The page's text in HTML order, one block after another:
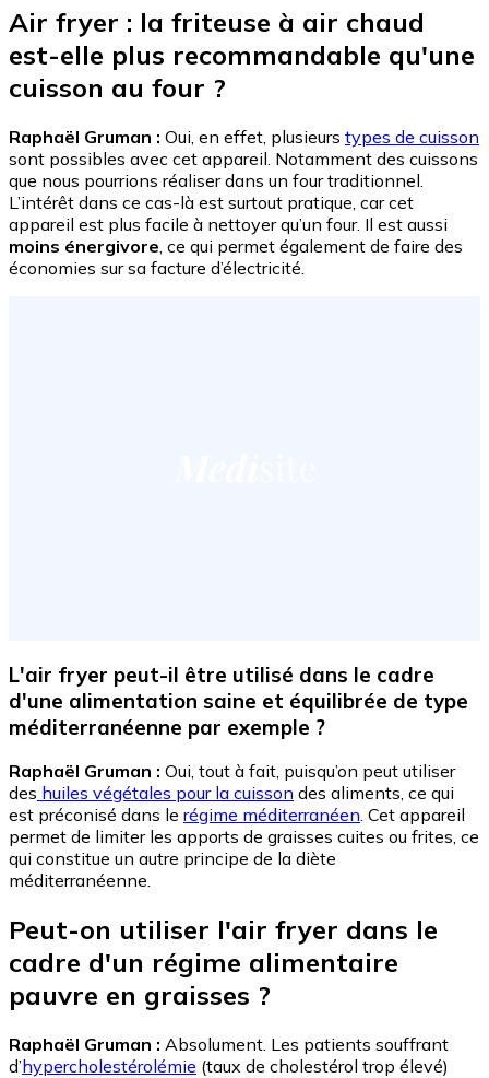
Air fryer : la friteuse à air chaud
est-elle plus recommandable qu'une
cuisson au four ?
Raphaël Gruman : Oui, en effet, plusieurs types de cuisson
sont possibles avec cet appareil. Notamment des cuissons
que nous pourrions réaliser dans un four traditionnel.
L’intérêt dans ce cas-là est surtout pratique, car cet
appareil est plus facile à nettoyer qu’un four. Il est aussi
moins énergivore , ce qui permet également de faire des
économies sur sa facture d’électricité.
L'air fryer peut-il être utilisé dans le cadre
d'une alimentation saine et équilibrée de type
méditerranéenne par exemple ?
Raphaël Gruman : Oui, tout à fait, puisqu’on peut utiliser
des huiles végétales pour la cuisson des aliments, ce qui
est préconisé dans le régime méditerranéen. Cet appareil
permet de limiter les apports de graisses cuites ou frites, ce
qui constitue un autre principe de la diète
méditerranéenne.
Peut-on utiliser l'air fryer dans le
cadre d'un régime alimentaire
pauvre en graisses ?
Raphaël Gruman : Absolument. Les patients souffrant
d’hypercholestérolémie (taux de cholestérol trop élevé)